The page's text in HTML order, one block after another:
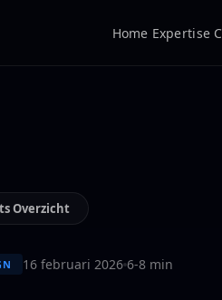
Home Expertise
Overzicht
16 februari 2026 6-8 min